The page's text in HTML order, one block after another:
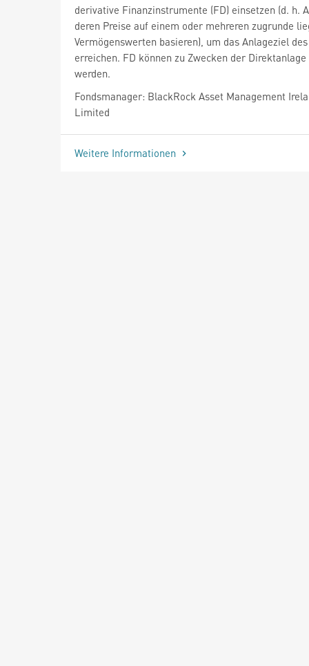
derivative Finanzinstrumente (FD) einsetzen (d. h.
deren Preise auf einem oder mehreren zugrunde
Vermögenswerten basieren), um das Anlageziel
erreichen. FD können zu Zwecken der
werden.
Fondsmanager: BlackRock Asset Management
Limited
Weitere Informationen